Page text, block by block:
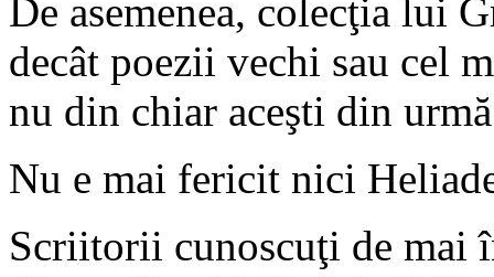
De asemenea, colecţia lui
decât poezii vechi sau cel
nu din chiar aceşti din
Nu e mai fericit nici
Scriitorii cunoscuţi de mai